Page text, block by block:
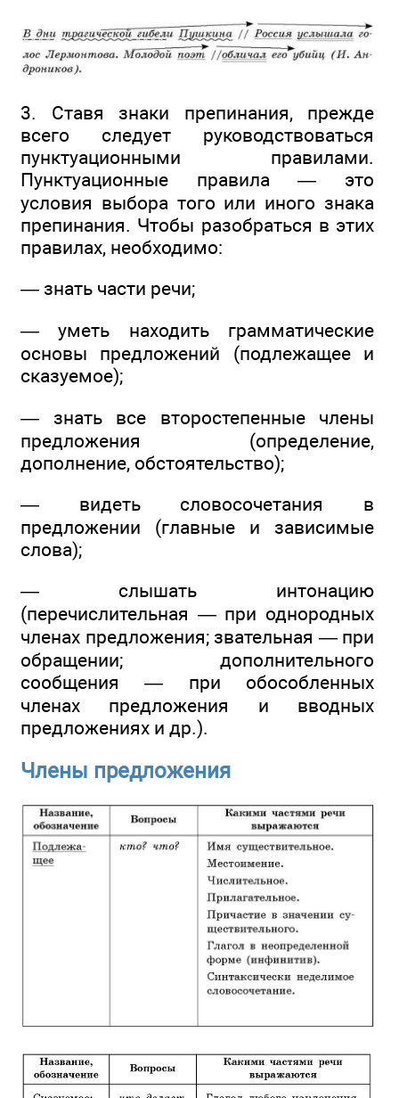
3. Ставя знаки препинания, прежде
всего следует руководствоваться
пунктуационными правилами.
Пунктуационные правила — это
условия выбора того или иного знака
препинания. Чтобы разобраться в этих
правилах, необходимо:
— знать части речи;
— уметь находить грамматические
основы предложений (подлежащее и
сказуемое);
— знать все второстепенные члены
предложения (определение,
дополнение, обстоятельство);
— видеть словосочетания в
предложении (главные и зависимые
слова);
— слышать интонацию
(перечислительная — при однородных
членах предложения; звательная — при
обращении; дополнительного
сообщения — при обособленных
членах предложения и вводных
предложениях и др.).
Члены предложения